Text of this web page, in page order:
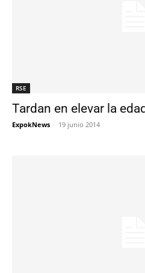
RSE
Tardan en elevar la
ExpokNews - 19 junio 2014